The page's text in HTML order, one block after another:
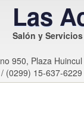
Las
Salón y
950, Plaza Huincul
(0299) 15-637-6229